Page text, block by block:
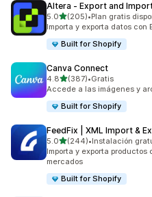
Altera ‑ Export and
5.0de 5 estrellas
(205)
205 reseñas en total
•Plan gratis
Importa y exporta datos con
Built for Shopify
Canva Connect
4.8de 5 estrellas
(387)
387 reseñas en total
•Gratis
Accede a las imágenes y
Built for Shopify
FeedFix | XML Import &
5.0de 5 estrellas
(244)
244 reseñas en total
•Instalación
Importa y exporta productos
mercados
Built for Shopify